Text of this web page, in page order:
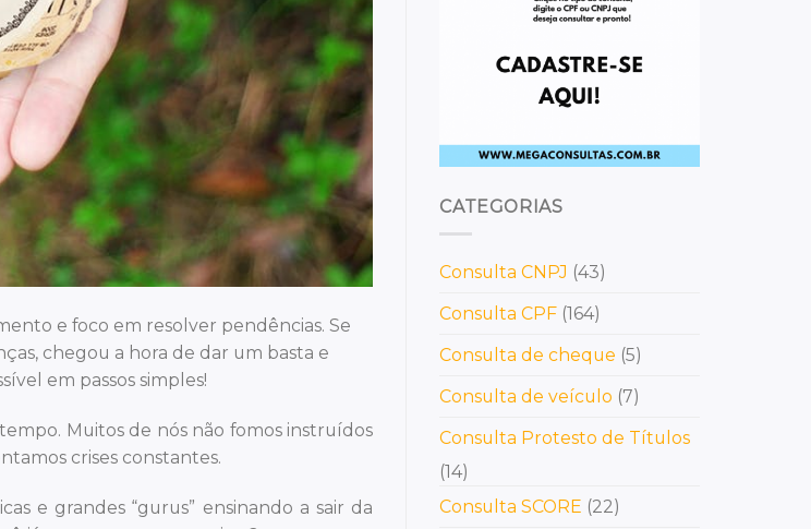
e foco em resolver pendências. Se
chegou a hora de dar um basta e
em passos simples!
Muitos de nós não fomos instruídos
crises constantes.
e grandes “gurus” ensinando a sair da
CATEGORIAS
Consulta CNPJ (43)
Consulta CPF (164)
Consulta de cheque (5)
Consulta de veículo (7)
Consulta Protesto de Títulos
(14)
Consulta SCORE (22)